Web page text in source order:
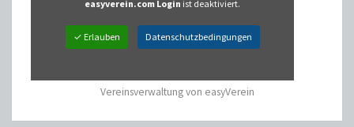
easyverein.com Login ist deaktiviert.
✓ Erlauben Datenschutzbedingungen
Vereinsverwaltung von easyVerein